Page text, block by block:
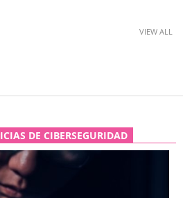
VIEW ALL
DE CIBERSEGURIDAD